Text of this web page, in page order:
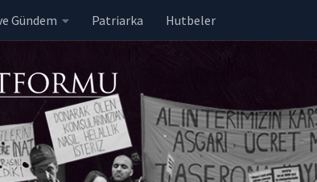
Gündem Patriarka Hutbeler